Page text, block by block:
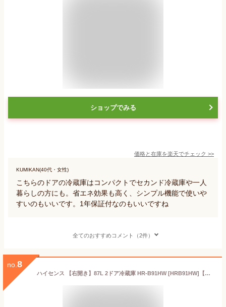
ショップでみる
価格と在庫を楽天でチェック >>
KUMIKAN(40代・女性)
こちらのドアの冷蔵庫はコンパクトでセカンド冷蔵庫や一人
暮らしの方にも。省エネ効果も高く、シンプル機能で使いや
すいのもいいです。1年保証付なのもいいですね
全てのおすすめコメント（2件）
no. 8
ハイセンス 【右開き】87L 2ドア冷蔵庫 HR-B91HW [HRB91HW]【RNH】